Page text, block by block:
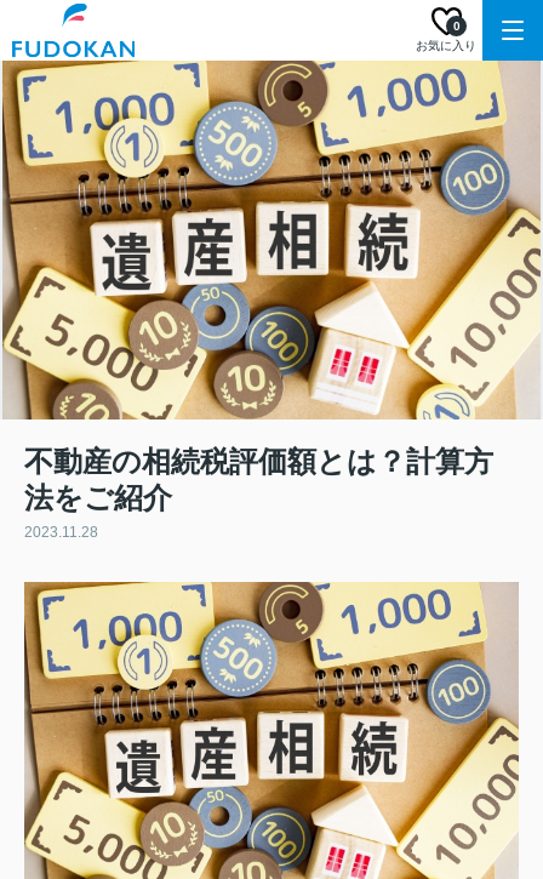
お気に入り
0
不動産の相続税評価額とは？計算方
法をご紹介
2023.11.28